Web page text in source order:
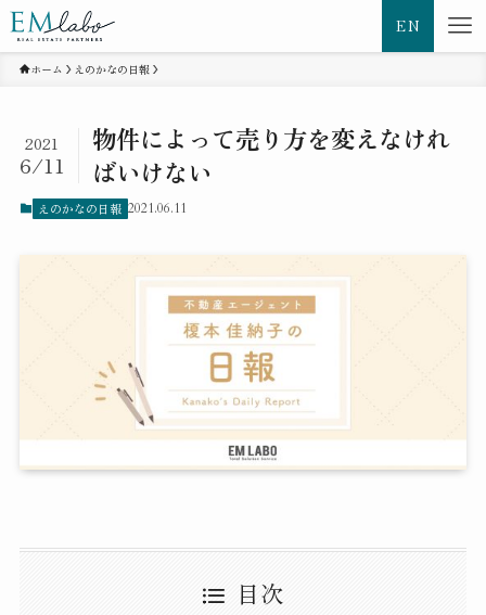
EN
ホーム えのかなの日報
物件によって売り方を変えなけれ
ばいけない
2021
6/11
えのかなの日報 2021.06.11
目次